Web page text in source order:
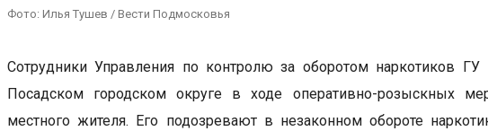
Фото: Илья Тушев / Вести Подмосковья
Сотрудники Управления по контролю за оборотом наркотиков
Посадском городском округе в ходе оперативно-розыскных
местного жителя. Его подозревают в незаконном обороте